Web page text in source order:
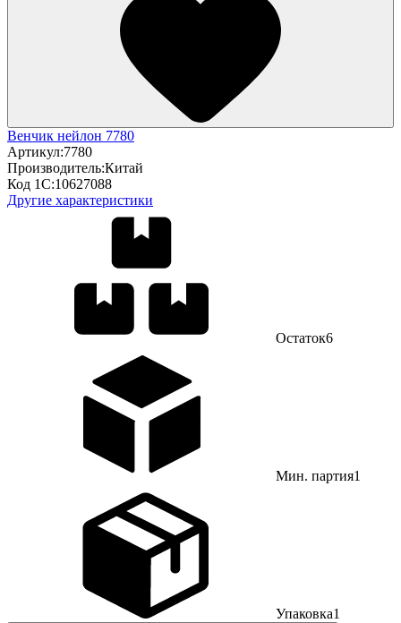
Венчик нейлон 7780
Артикул:7780
Производитель:Китай
Код 1С:10627088
Другие характеристики
Остаток6
Мин. партия1
Упаковка1